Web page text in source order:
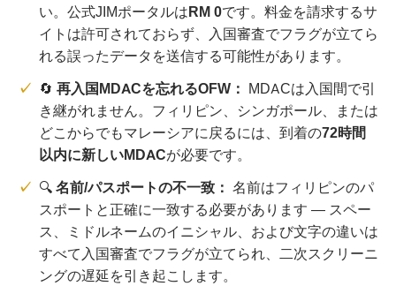
い。公式JIMポータルはRM 0です。料金を請求するサ
イトは許可されておらず、入国審査でフラグが立てら
れる誤ったデータを送信する可能性があります。
🔄 再入国MDACを忘れるOFW： MDACは入国間で引
き継がれません。フィリピン、シンガポール、または
どこからでもマレーシアに戻るには、到着の72時間
以内に新しいMDACが必要です。
🔍名前/パスポートの不一致： 名前はフィリピンのパ
スポートと正確に一致する必要があります — スペー
ス、ミドルネームのイニシャル、および文字の違いは
すべて入国審査でフラグが立てられ、二次スクリーニ
ングの遅延を引き起こします。